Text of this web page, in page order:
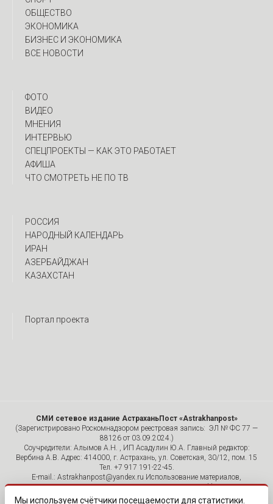
ОБЩЕСТВО
ЭКОНОМИКА
БИЗНЕС И ЭКОНОМИКА
ВСЕ НОВОСТИ
ФОТО
ВИДЕО
МНЕНИЯ
ИНТЕРВЬЮ
CПЕЦПРОЕКТЫ — КАК ЭТО РАБОТАЕТ
АФИША
ЧТО СМОТРЕТЬ НЕ ПО ТВ
РОССИЯ
НАРОДНЫЙ КАЛЕНДАРЬ
ИРАН
АЗЕРБАЙДЖАН
КАЗАХСТАН
Портал проекта
СМИ сетевое издание АстраханьПост «Astrakhanpost»
(Зарегистрировано Роскомнадзором реестровая запись: ЭЛ № ФС 77 —
88126 от 03.09.2024.)
Соучредители: Алымов А.Н. , ИП Асадулин Ю.А. Главный редактор:
Вербина А.В. Адрес: 414000, г. Астрахань, ул. Советская, 30/12, пом. 15
Тел. +7 917 191-22-45.
E-mail.: Astrakhanpost@yandex.ru Использование материалов,
размещенных на страницах сетевого издания «Astrakhanpost»,
допускается исключительно с указанием источника и публикацией
Мы используем счётчики посещаемости для статистики.